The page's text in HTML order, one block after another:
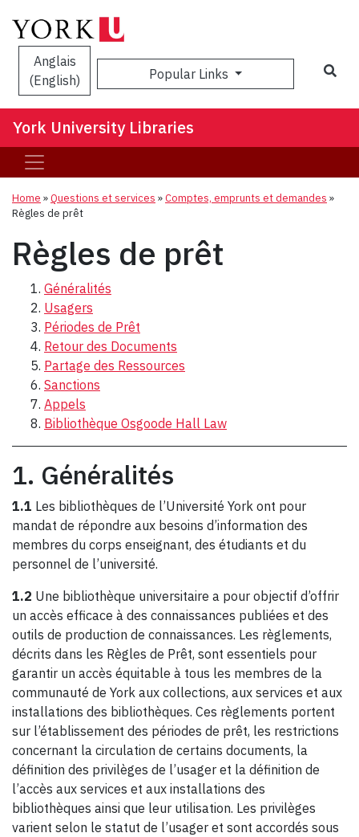
Anglais
(English)
Popular Links
York University Libraries
Home »Questions et services »Comptes, emprunts et demandes »
Règles de prêt
Règles de prêt
Généralités
Usagers
Périodes de Prêt
Retour des Documents
Partage des Ressources
Sanctions
Appels
Bibliothèque Osgoode Hall Law
1. Généralités
1.1 Les bibliothèques de l’Université York ont pour
mandat de répondre aux besoins d’information des
membres du corps enseignant, des étudiants et du
personnel de l’université.
1.2 Une bibliothèque universitaire a pour objectif d’offrir
un accès efficace à des connaissances publiées et des
outils de production de connaissances. Les règlements,
décrits dans les Règles de Prêt, sont essentiels pour
garantir un accès équitable à tous les membres de la
communauté de York aux collections, aux services et aux
installations des bibliothèques. Ces règlements portent
sur l’établissement des périodes de prêt, les restrictions
concernant la circulation de certains documents, la
définition des privilèges de l’usager et la définition de
l’accès aux services et aux installations des
bibliothèques ainsi que leur utilisation. Les privilèges
varient selon le statut de l’usager et sont accordés sous